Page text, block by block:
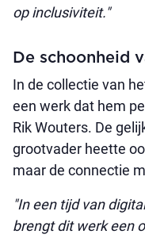
op inclusiviteit."
De schoonheid
In de collectie van
een werk dat hem
Rik Wouters. De
grootvader heette
maar de connectie
"In een tijd van
brengt dit werk een